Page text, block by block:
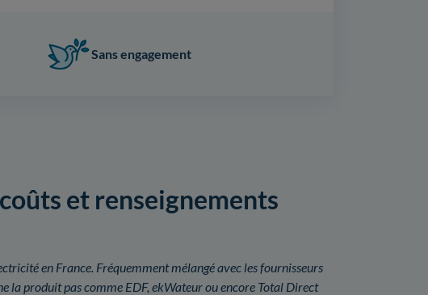
Sans engagement
et renseignements
en France. Fréquemment mélangé avec les fournisseurs
la produit pas comme EDF, ekWateur ou encore Total Direct